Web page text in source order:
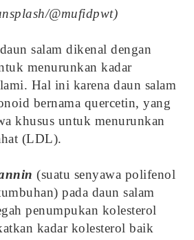
@mufidpwt)
salam dikenal dengan
menurunkan kadar
Hal ini karena daun salam
bernama quercetin, yang
khusus untuk menurunkan
(LDL).
(suatu senyawa polifenol
pada daun salam
penumpukan kolesterol
kadar kolesterol baik